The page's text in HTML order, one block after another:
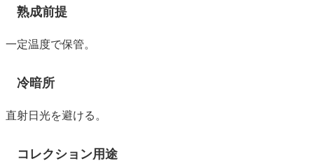
熟成前提
一定温度で保管。
冷暗所
直射日光を避ける。
コレクション用途